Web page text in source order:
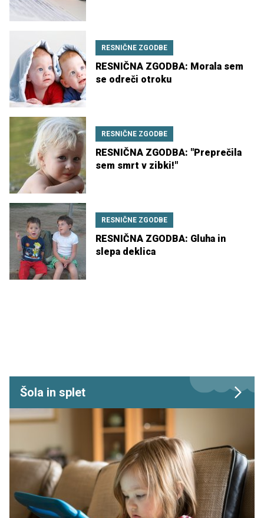
RESNIČNE ZGODBE
RESNIČNA ZGODBA: Morala sem
se odreči otroku
RESNIČNE ZGODBE
RESNIČNA ZGODBA: "Preprečila
sem smrt v zibki!"
RESNIČNE ZGODBE
RESNIČNA ZGODBA: Gluha in
slepa deklica
Šola in splet